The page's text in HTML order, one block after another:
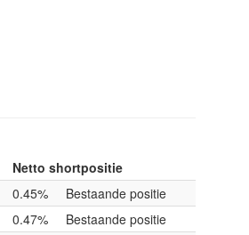
Netto shortpositie
0.45%
Bestaande positie
0.47%
Bestaande positie